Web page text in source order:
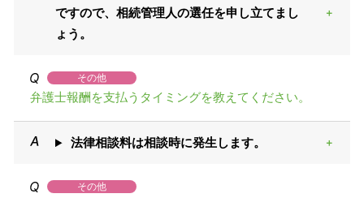
ですので、相続管理人の選任を申し立てまし
ょう。
その他
弁護士報酬を支払うタイミングを教えてください。
法律相談料は相談時に発生します。
その他